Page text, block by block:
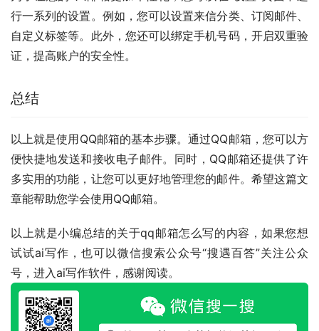
行一系列的设置。例如，您可以设置来信分类、订阅邮件、
自定义标签等。此外，您还可以绑定手机号码，开启双重验
证，提高账户的安全性。
总结
以上就是使用QQ邮箱的基本步骤。通过QQ邮箱，您可以方
便快捷地发送和接收电子邮件。同时，QQ邮箱还提供了许
多实用的功能，让您可以更好地管理您的邮件。希望这篇文
章能帮助您学会使用QQ邮箱。
以上就是小编总结的关于qq邮箱怎么写的内容，如果您想
试试ai写作，也可以微信搜索公众号“搜遇百答”关注公众
号，进入ai写作软件，感谢阅读。